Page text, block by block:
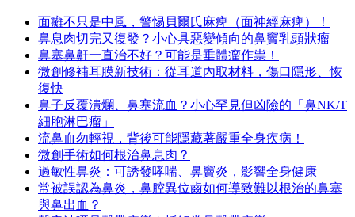
面癱不只是中風，警惕貝爾氏麻痺（面神經麻痺）！
鼻息肉切完又復發？小心具惡變傾向的鼻竇乳頭狀瘤
鼻塞鼻鼾一直治不好？可能是垂體瘤作祟！
微創修補耳膜新技術：從耳道內取材料，傷口隱形、恢
復快
鼻子反覆潰爛、鼻塞流血？小心罕見但凶險的「鼻NK/T
細胞淋巴瘤」
流鼻血勿輕視，背後可能隱藏著嚴重全身疾病！
微創手術如何根治鼻息肉？
過敏性鼻炎：可誘發哮喘、鼻竇炎，影響全身健康
常被誤認為鼻炎，鼻腔異位齒如何導致難以根治的鼻塞
與鼻出血？